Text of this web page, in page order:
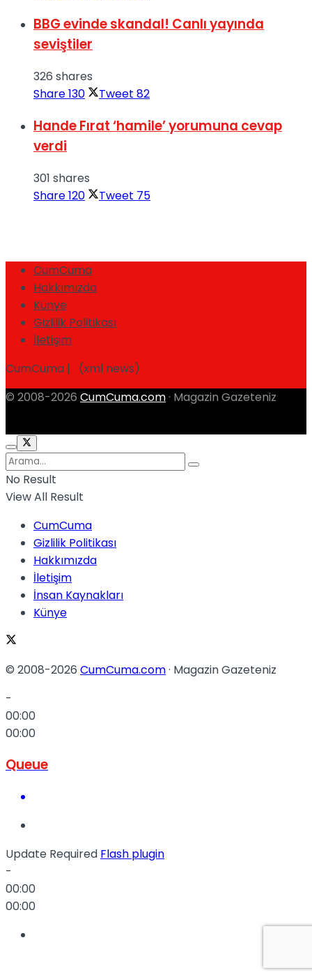
BBG evinde skandal! Canlı yayında
seviştiler
326 shares
Share130 Tweet 82
Hande Fırat ‘hamile’ yorumuna cevap
verdi
301 shares
Share120 Tweet 75
CumCuma
Hakkımızda
Künye
Gizlilik Politikası
İletişim
CumCuma | (xml news)
© 2008-2026 CumCuma.com · Magazin Gazeteniz
No Result
View All Result
CumCuma
Gizlilik Politikası
Hakkımızda
İletişim
İnsan Kaynakları
Künye
© 2008-2026 CumCuma.com· Magazin Gazeteniz
-
00:00
00:00
Queue
Update Required Flash plugin
-
00:00
00:00